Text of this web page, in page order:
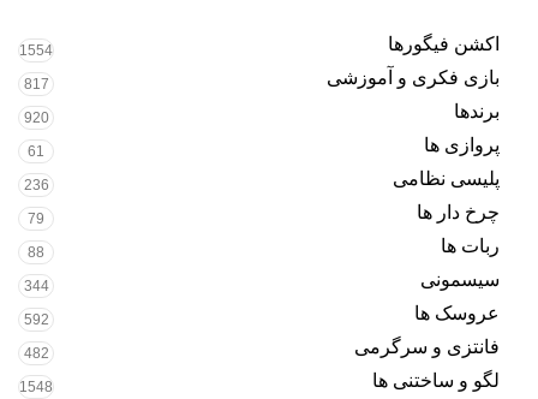
اکشن فیگورها 1554
بازی فکری و آموزشی 817
برندها 920
پروازی ها 61
پلیسی نظامی 236
چرخ دار ها 79
ربات ها 88
سیسمونی 344
عروسک ها 592
فانتزی و سرگرمی 482
لگو و ساختنی ها 1548